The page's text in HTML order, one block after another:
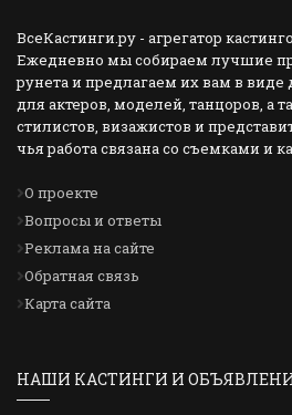
ВсеКастинги.ру - агрегатор
Ежедневно мы собираем лучшие
рунета и предлагаем их вам в виде
для актеров, моделей, танцоров, а
стилистов, визажистов и
чья работа связана со съемками и
О проекте
Вопросы и ответы
Реклама на сайте
Обратная связь
Карта сайта
НАШИ КАСТИНГИ И